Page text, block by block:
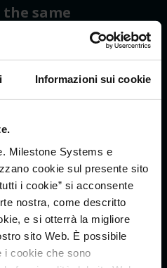
Informazioni sui cookie
Milestone Systems e
cookie sul presente sito
i cookie” si acconsente
nostra, come descritto
e si otterrà la migliore
sito Web. È possibile
i cookie che sono
the same
XProtect. For
average of 20 to 30
follow a
my time for
system, we can
time."